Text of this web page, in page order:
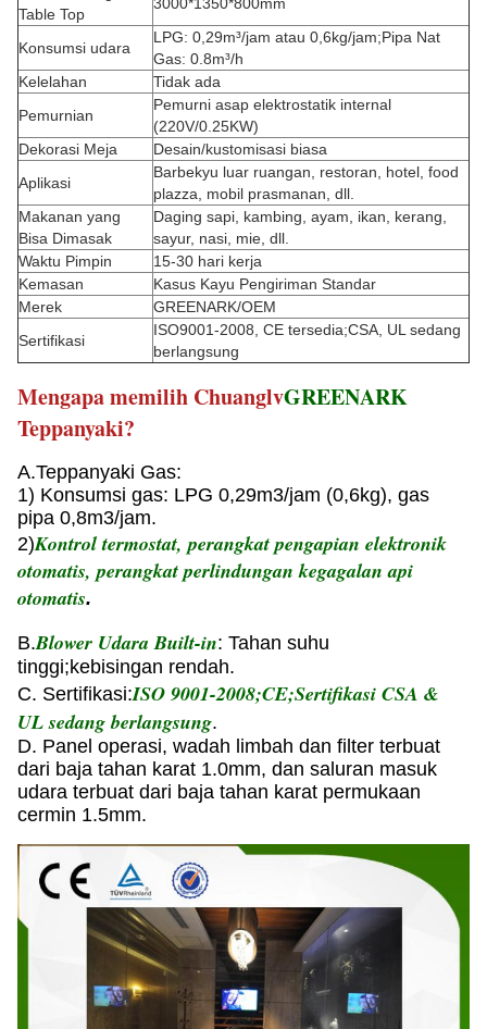
Table Top
Konsumsi udara
LPG: 0,29m³/jam atau 0,6kg/jam;Pipa Nat
Gas: 0.8m³/h
Kelelahan
Tidak ada
Pemurnian
Pemurni asap elektrostatik internal
(220V/0.25KW)
Dekorasi Meja
Desain/kustomisasi biasa
Aplikasi
Barbekyu luar ruangan, restoran, hotel, food
plazza, mobil prasmanan, dll.
Makanan yang
Bisa Dimasak
Daging sapi, kambing, ayam, ikan, kerang,
sayur, nasi, mie, dll.
Waktu Pimpin
15-30 hari kerja
Kemasan
Kasus Kayu Pengiriman Standar
Merek
GREENARK/OEM
Sertifikasi
ISO9001-2008, CE tersedia;CSA, UL sedang
berlangsung
Mengapa memilih ChuanglvGREENARK
Teppanyaki?
A.Teppanyaki Gas:
1) Konsumsi gas: LPG 0,29m3/jam (0,6kg), gas
pipa 0,8m3/jam.
2)Kontrol termostat, perangkat pengapian elektronik
otomatis, perangkat perlindungan kegagalan api
otomatis.
B.Blower Udara Built-in: Tahan suhu
tinggi;kebisingan rendah.
C. Sertifikasi:ISO 9001-2008;CE;Sertifikasi CSA &
UL sedang berlangsung.
D. Panel operasi, wadah limbah dan filter terbuat
dari baja tahan karat 1.0mm, dan saluran masuk
udara terbuat dari baja tahan karat permukaan
cermin 1.5mm.